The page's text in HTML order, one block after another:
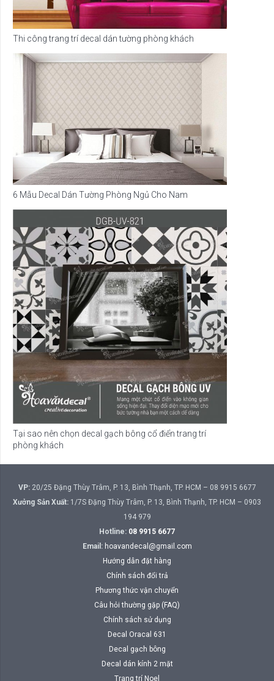
Thi công trang trí decal dán tường phòng khách
6 Mẫu Decal Dán Tường Phòng Ngủ Cho Nam
Tại sao nên chọn decal gạch bông cổ điển trang trí
phòng khách
VP:20/25 Đặng Thùy Trâm, P. 13, Bình Thạnh, TP. HCM – 08 9915 6677
Xưởng Sản Xuất: 1/7S Đặng Thùy Trâm, P. 13, Bình Thạnh, TP. HCM – 0903
194 979
Hotline: 08 9915 6677
Email: hoavandecal@gmail.com
Hướng dẫn đặt hàng
Chính sách đổi trả
Phương thức vận chuyển
Câu hỏi thường gặp (FAQ)
Chính sách sử dụng
Decal Oracal 631
Decal gạch bông
Decal dán kính 2 mặt
Trang trí Noel